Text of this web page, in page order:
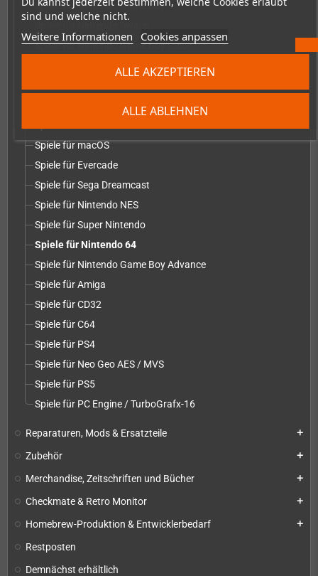
sind und welche nicht.
Weitere Informationen Cookies anpassen
ALLE ABLEHNEN
ALLE AKZEPTIEREN
Spiele für Nintendo Game Boy
Spiele für Nintendo Game Boy Color
Spiele für Sega Mega Drive
Spiele für macOS
Spiele für Evercade
Spiele für Sega Dreamcast
Spiele für Nintendo NES
Spiele für Super Nintendo
Spiele für Nintendo 64
Spiele für Nintendo Game Boy Advance
Spiele für Amiga
Spiele für CD32
Spiele für C64
Spiele für PS4
Spiele für Neo Geo AES / MVS
Spiele für PS5
Spiele für PC Engine / TurboGrafx-16
Reparaturen, Mods & Ersatzteile add
Zubehör add
Merchandise, Zeitschriften und Bücher add
Checkmate & Retro Monitor add
Homebrew-Produktion & Entwicklerbedarf add
Restposten
Demnächst erhältlich